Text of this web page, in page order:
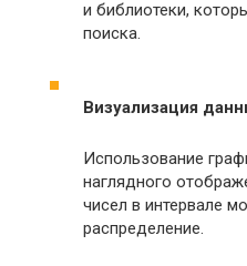
и библиотеки,
поиска.
Визуализация
Использование
наглядного
чисел в интервале
распределение.